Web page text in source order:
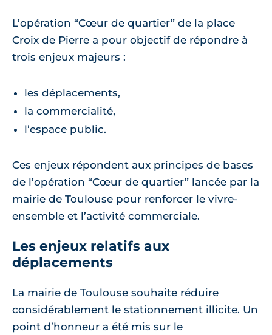
L’opération “Cœur de quartier” de la place
Croix de Pierre a pour objectif de répondre à
trois enjeux majeurs :
les déplacements,
la commercialité,
l’espace public.
Ces enjeux répondent aux principes de bases
de l’opération “Cœur de quartier” lancée par la
mairie de Toulouse pour renforcer le vivre-
ensemble et l’activité commerciale.
Les enjeux relatifs aux
déplacements
La mairie de Toulouse souhaite réduire
considérablement le stationnement illicite. Un
point d’honneur a été mis sur le